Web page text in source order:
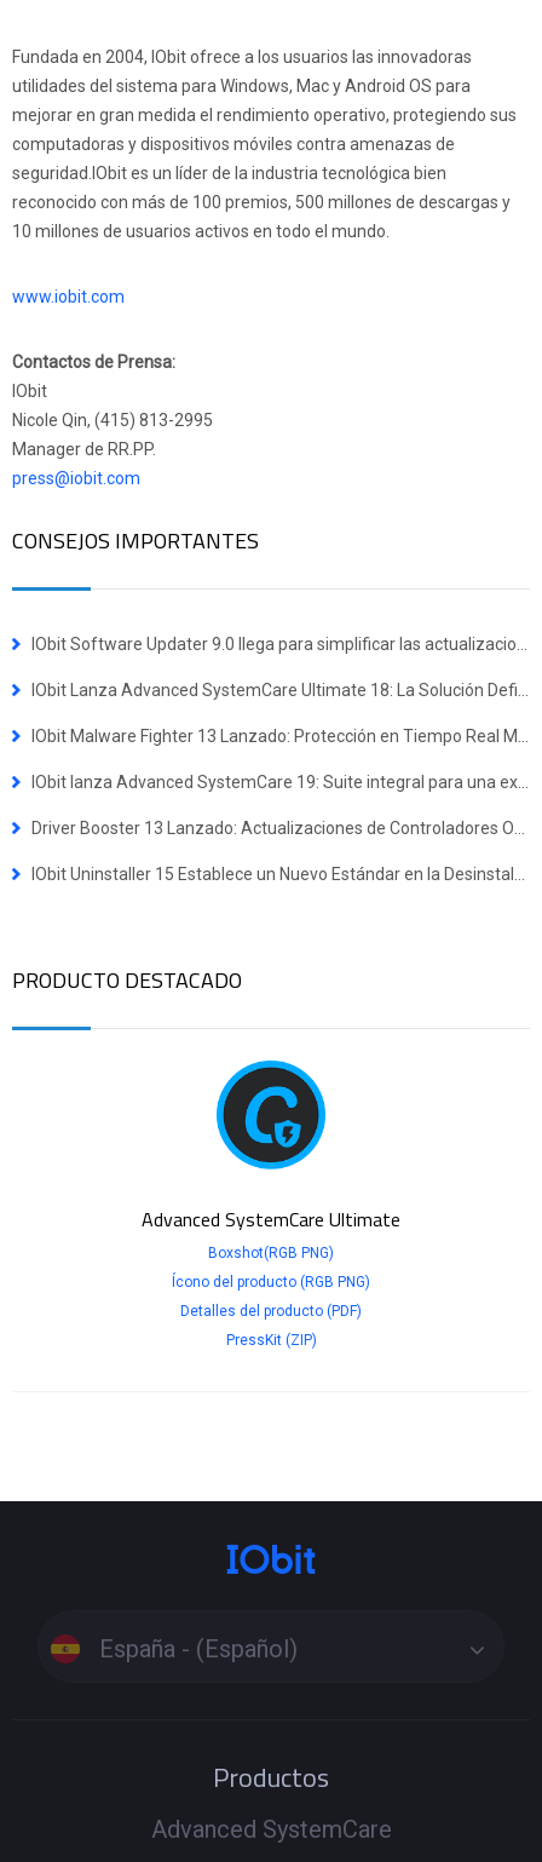
Fundada en 2004, IObit ofrece a los usuarios las innovadoras
utilidades del sistema para Windows, Mac y Android OS para
mejorar en gran medida el rendimiento operativo, protegiendo sus
computadoras y dispositivos móviles contra amenazas de
seguridad.IObit es un líder de la industria tecnológica bien
reconocido con más de 100 premios, 500 millones de descargas y
10 millones de usuarios activos en todo el mundo.
www.iobit.com
Contactos de Prensa:
IObit
Nicole Qin, (415) 813-2995
Manager de RR.PP.
press@iobit.com
CONSEJOS IMPORTANTES
PRODUCTO DESTACADO
Advanced SystemCare Ultimate
Boxshot(RGB PNG)
Ícono del producto (RGB PNG)
Detalles del producto (PDF)
PressKit (ZIP)
España - (Español)
Productos
Advanced SystemCare